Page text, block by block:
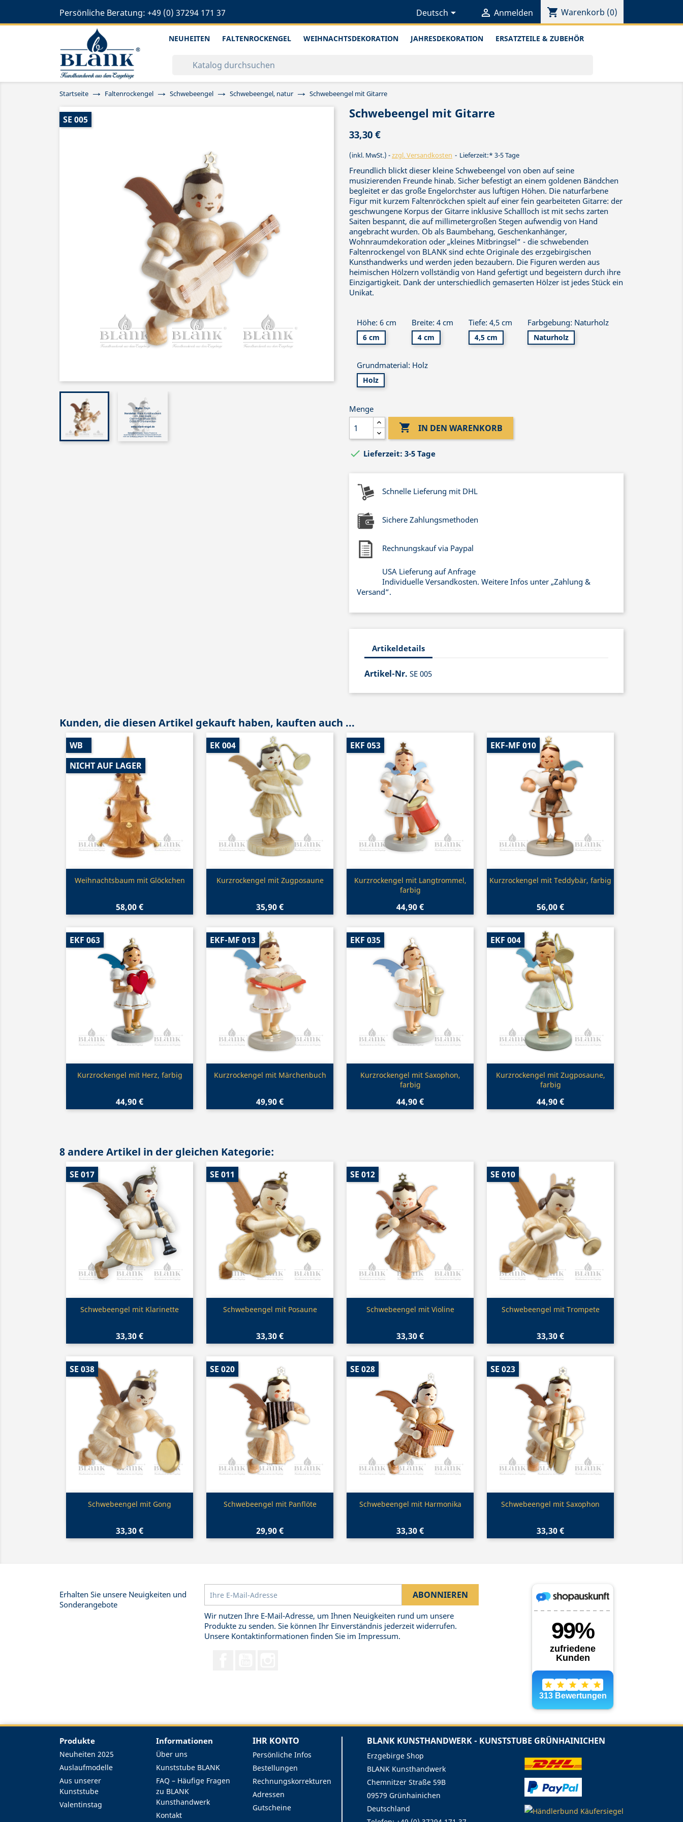
Persönliche Beratung: +49 (0) 37294 171 37 Deutsch  Anmelden shopping_cart Warenkorb (0)
NEUHEITEN FALTENROCKENGEL WEIHNACHTSDEKORATION JAHRESDEKORATION ERSATZTEILE & ZUBEHÖR
Startseite Faltenrockengel Schwebeengel Schwebeengel, natur Schwebeengel mit Gitarre
SE 005 Schwebeengel mit Gitarre
33,30 €
(inkl. MwSt.) zzgl. Versandkosten Lieferzeit:* 3-5 Tage
Freundlich blickt dieser kleine Schwebeengel von oben auf seine
musizierenden Freunde hinab. Sicher befestigt an einem goldenen Bändchen
begleitet er das große Engelorchster aus luftigen Höhen. Die naturfarbene
Figur mit kurzem Faltenröckchen spielt auf einer fein gearbeiteten Gitarre: der
geschwungene Korpus der Gitarre inklusive Schallloch ist mit sechs zarten
Saiten bespannt, die auf millimetergroßen Stegen aufwendig von Hand
angebracht wurden. Ob als Baumbehang, Geschenkanhänger,
Wohnraumdekoration oder „kleines Mitbringsel“ - die schwebenden
Faltenrockengel von BLANK sind echte Originale des erzgebirgischen
Kunsthandwerks und werden jeden bezaubern. Die Figuren werden aus
heimischen Hölzern vollständig von Hand gefertigt und begeistern durch ihre
Einzigartigkeit. Dank der unterschiedlich gemaserten Hölzer ist jedes Stück ein
Unikat.
Höhe: 6 cm
6 cm
Breite: 4 cm
4 cm
Tiefe: 4,5 cm
4,5 cm
Farbgebung: Naturholz
Naturholz
Grundmaterial: Holz
Holz
Menge
 IN DEN WARENKORB
 Lieferzeit: 3-5 Tage
Schnelle Lieferung mit DHL
Sichere Zahlungsmethoden
Rechnungskauf via Paypal
USA Lieferung auf Anfrage
Individuelle Versandkosten. Weitere Infos unter „Zahlung &
Versand“.
Artikeldetails
Artikel-Nr. SE 005
Kunden, die diesen Artikel gekauft haben, kauften auch ...
Vorschau
Weihnachtsbaum mit Glöckchen
58,00 €
WB
NICHT AUF LAGER
Vorschau
Kurzrockengel mit Zugposaune
35,90 €
EK 004
Vorschau
Kurzrockengel mit Langtrommel,
farbig
44,90 €
EKF 053
Vorschau
Kurzrockengel mit Teddybär, farbig
56,00 €
EKF-MF 010
Vorschau
Kurzrockengel mit Herz, farbig
44,90 €
EKF 063
Vorschau
Kurzrockengel mit Märchenbuch
49,90 €
EKF-MF 013
Vorschau
Kurzrockengel mit Saxophon,
farbig
44,90 €
EKF 035
Vorschau
Kurzrockengel mit Zugposaune,
farbig
44,90 €
EKF 004
8 andere Artikel in der gleichen Kategorie:
Vorschau
Schwebeengel mit Klarinette
33,30 €
SE 017
Vorschau
Schwebeengel mit Posaune
33,30 €
SE 011
Vorschau
Schwebeengel mit Violine
33,30 €
SE 012
Vorschau
Schwebeengel mit Trompete
33,30 €
SE 010
Vorschau
Schwebeengel mit Gong
33,30 €
SE 038
Vorschau
Schwebeengel mit Panflöte
29,90 €
SE 020
Vorschau
Schwebeengel mit Harmonika
33,30 €
SE 028
Vorschau
Schwebeengel mit Saxophon
33,30 €
SE 023
Erhalten Sie unsere Neuigkeiten und
Sonderangebote
Wir nutzen Ihre E-Mail-Adresse, um Ihnen Neuigkeiten rund um unsere
Produkte zu senden. Sie können Ihr Einverständnis jederzeit widerrufen.
Unsere Kontaktinformationen finden Sie im Impressum.
Produkte
Neuheiten 2025
Auslaufmodelle
Aus unserer
Kunststube
Valentinstag
Informationen
Über uns
Kunststube BLANK
FAQ – Häufige Fragen
zu BLANK
Kunsthandwerk
Kontakt
IHR KONTO
Persönliche Infos
Bestellungen
Rechnungskorrekturen
Adressen
Gutscheine
BLANK KUNSTHANDWERK - KUNSTSTUBE GRÜNHAINICHEN
Erzgebirge Shop
BLANK Kunsthandwerk
Chemnitzer Straße 59B
09579 Grünhainichen
Deutschland